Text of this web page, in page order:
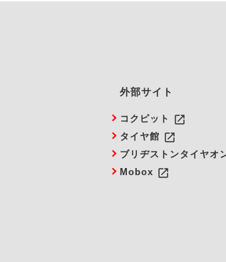
外部サイト
コクピット launch
タイヤ館 launch
ブリヂストンタイヤオ
Mobox launch